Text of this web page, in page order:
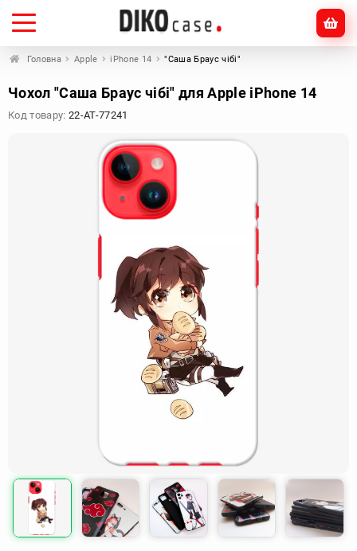
Головна Apple iPhone 14 "Саша Браус чібі"
Чохол "Саша Браус чібі" для Apple iPhone 14
Код товару: 22-AT-77241